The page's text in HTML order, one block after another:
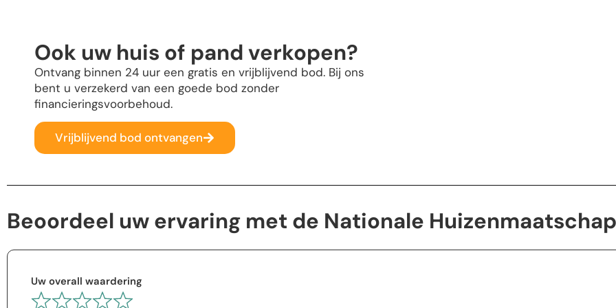
Ook uw huis of pand verkopen?
Ontvang binnen 24 uur een gratis en vrijblijvend bod. Bij ons
bent u verzekerd van een goede bod zonder
financieringsvoorbehoud.
Vrijblijvend bod ontvangen
Beoordeel uw ervaring met de Nationale
Uw overall waardering